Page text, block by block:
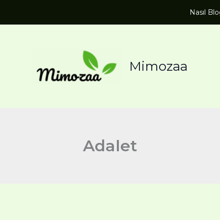
Nasıl
Mimozaa
Adalet